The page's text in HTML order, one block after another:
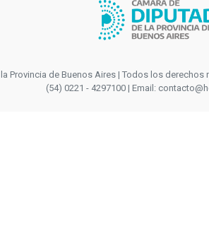
de Buenos Aires | Todos los derechos
(54) 0221 - 4297100 | Email: